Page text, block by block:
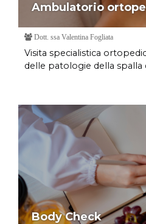
Ambulatorio
Dott. ssa Valentina Fogliata
Visita specialistica
delle patologie della spalla
Body Check